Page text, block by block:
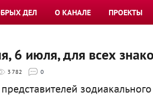
ДЕЛ О КАНАЛЕ ПРОЕКТЫ
6 июля, для всех
3 782 0
зодиакального